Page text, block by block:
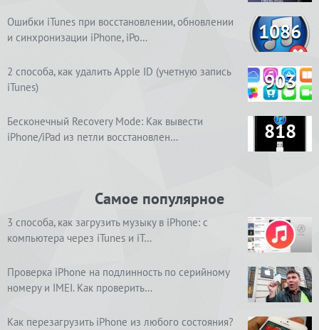
Ошибки iTunes при восстановлении, обновлении
и синхронизации iPhone, iPo…
1086
2 способа, как удалить Apple ID (учетную запись
iTunes)
903
Бесконечный Recovery Mode: Как вывести
iPhone/iPad из петли восстановлен…
818
Самое популярное
3 способа, как загрузить музыку в iPhone: с
компьютера через iTunes и iT…
Проверка iPhone на подлинность по серийному
номеру и IMEI. Как проверить…
Как перезагрузить iPhone из любого состояния?